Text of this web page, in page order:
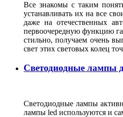
Все знакомы с таким
устанавливать их на все
даже на отечественных
первоочередную функцию
стильно, получаем очень
свет этих световых колец
Светодиодные лампы
Светодиодные лампы
лампы led используются и